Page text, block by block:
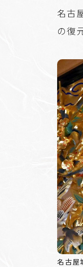
名古
の復
名古屋